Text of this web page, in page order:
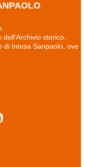
storico.
di Intesa Sanpaolo, ove